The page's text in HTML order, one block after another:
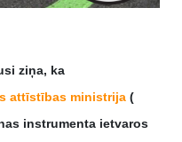
ziņa, ka
attīstības ministrija (
instrumenta ietvaros